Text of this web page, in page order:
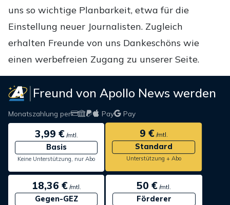
uns so wichtige Planbarkeit, etwa für die
Einstellung neuer Journalisten. Zugleich
erhalten Freunde von uns Dankeschöns wie
einen werbefreien Zugang zu unserer Seite.
Freund von Apollo News werden
Monatszahlung per Pay Pay
3,99 €/mtl.
Basis
Keine Unterstützung, nur Abo
9 €/mtl.
Standard
Unterstützung + Abo
18,36 €/mtl.
Gegen-GEZ
50 € /mtl.
Förderer